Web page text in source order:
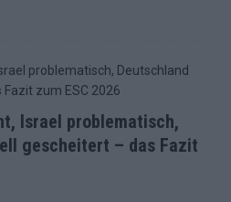
Israel problematisch,
gescheitert – das Fazit